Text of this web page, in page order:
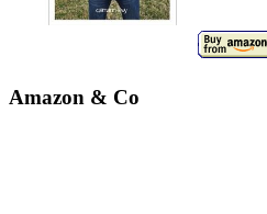
Amazon & Co